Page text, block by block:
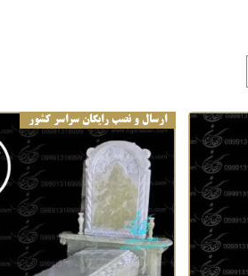
ارسال و نصب رایگان سراسر کشور